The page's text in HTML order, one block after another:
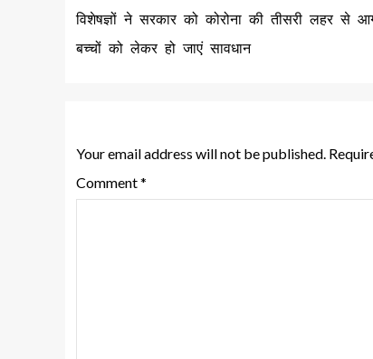
विशेषज्ञों ने सरकार को कोरोना की तीसरी लहर से
बच्चों को लेकर हो जाएं सावधान
Your email address will not be published.
Comment*